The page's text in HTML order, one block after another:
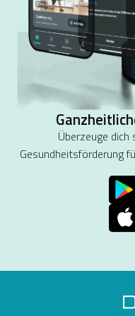
Überzeuge
Gesundheitsförderung